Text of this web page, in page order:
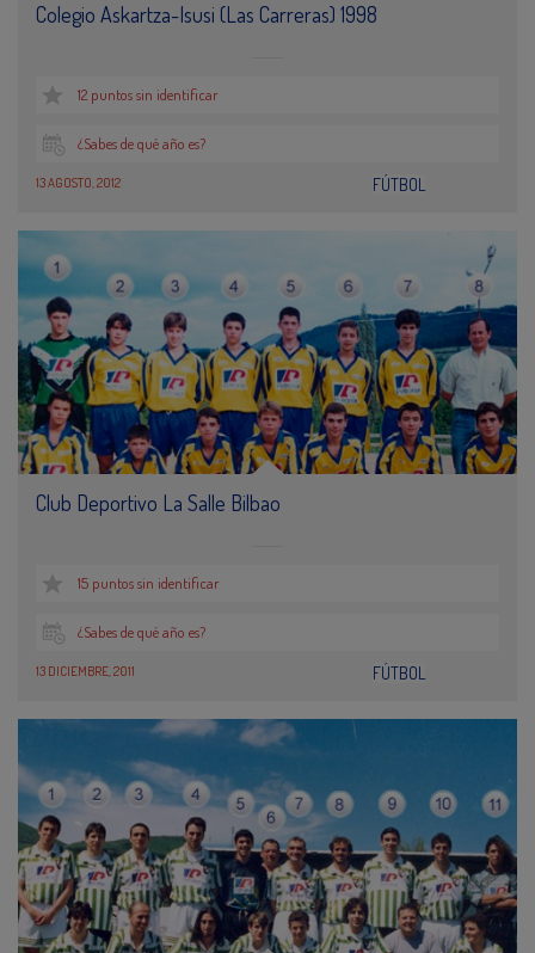
Colegio Askartza-Isusi (Las Carreras) 1998
12 puntos sin identificar
¿Sabes de qué año es?
13 AGOSTO, 2012 FÚTBOL
Club Deportivo La Salle Bilbao
15 puntos sin identificar
¿Sabes de qué año es?
13 DICIEMBRE, 2011 FÚTBOL